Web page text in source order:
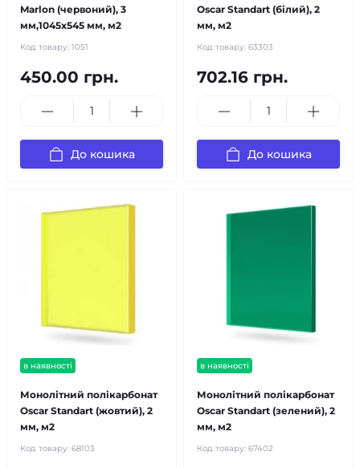
Marlon (червоний), 3
мм,1045х545 мм, м2
Код товару: 1051
450.00 грн.
До кошика
Oscar Standart (білий), 2
мм, м2
Код товару: 63303
702.16 грн.
До кошика
в наявності
Монолітний полікарбонат
Oscar Standart (жовтий), 2
мм, м2
Код товару: 68103
в наявності
Монолітний полікарбонат
Oscar Standart (зелений), 2
мм, м2
Код товару: 67402